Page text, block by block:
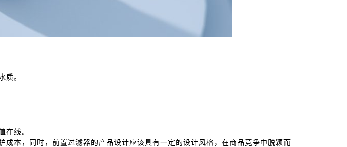
质。
在线。
本，同时，前置过滤器的产品设计应该具有一定的设计风格，在商品竞争中脱颖而